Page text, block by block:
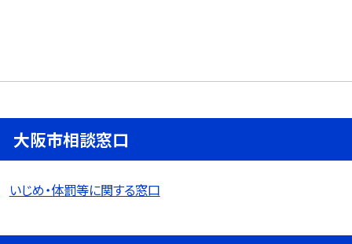
大阪市相談窓口
いじめ・体罰等に関する窓口